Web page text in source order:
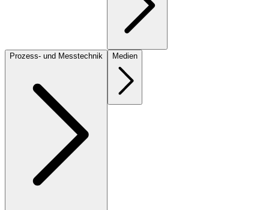
Prozess- und Messtechnik Medien